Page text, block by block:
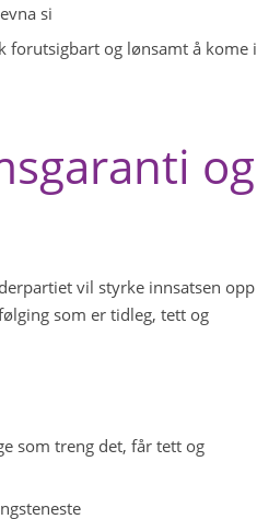
si
forutsigbart og lønsamt å kome i
og
vil styrke innsatsen opp
som er tidleg, tett og
som treng det, får tett og